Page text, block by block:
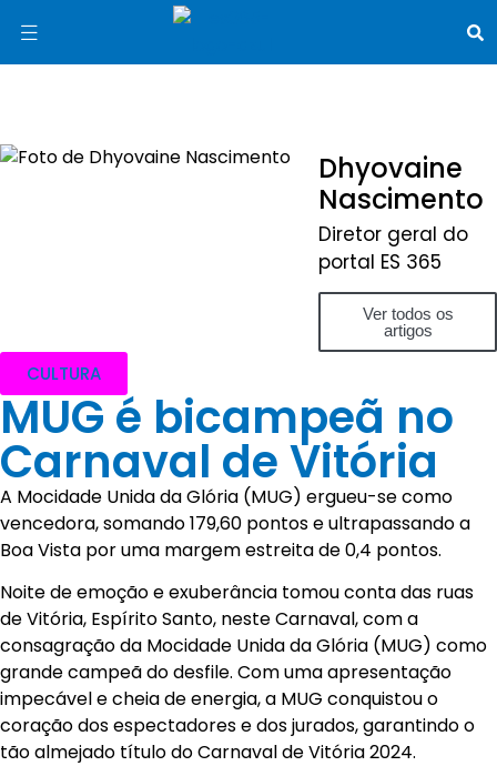
Dhyovaine
Nascimento
Diretor geral do
portal ES 365
Ver todos os
artigos
CULTURA
MUG é bicampeã no
Carnaval de Vitória
A Mocidade Unida da Glória (MUG) ergueu-se como
vencedora, somando 179,60 pontos e ultrapassando a
Boa Vista por uma margem estreita de 0,4 pontos.
Noite de emoção e exuberância tomou conta das ruas
de Vitória, Espírito Santo, neste Carnaval, com a
consagração da Mocidade Unida da Glória (MUG) como
grande campeã do desfile. Com uma apresentação
impecável e cheia de energia, a MUG conquistou o
coração dos espectadores e dos jurados, garantindo o
tão almejado título do Carnaval de Vitória 2024.